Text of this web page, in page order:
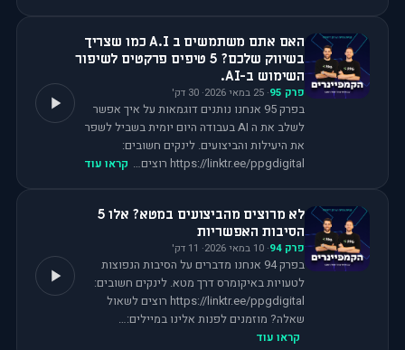
האם אתם משתמשים ב A.I כמו שצריך
בשיווק שלכם? 5 טיפים פרקטים לשיפור
השימוש ב-AI.
פרק 95
· 25 במאי 2026 ·
30 דק'
בפרק 95 אנחנו נותנים דוגמאות על איך אפשר
לשלב את ה AI בעבודה היום יומית בשביל לשפר
את היעילות והביצועים. לינקים חשובים:
⁠⁠⁠⁠⁠⁠⁠⁠⁠⁠⁠⁠⁠https://linktr.ee/ppgdigital⁠⁠⁠⁠⁠⁠⁠⁠⁠⁠⁠⁠⁠ רוצים…
קראו עוד
לא מרוצים מהביצועים במטא? אלו 5
הסיבות האפשריות
פרק 94
· 10 במאי 2026 ·
11 דק'
בפרק 94 אנחנו מדברים על הסיבות הנפוצות
לטעויות באיקומרס דרך מטא. לינקים חשובים:
⁠⁠⁠⁠⁠⁠⁠⁠⁠⁠⁠⁠https://linktr.ee/ppgdigital⁠⁠⁠⁠⁠⁠⁠⁠⁠⁠⁠⁠ רוצים לשאול
שאלה? מוזמנים לפנות אלינו במיילים:…
קראו עוד